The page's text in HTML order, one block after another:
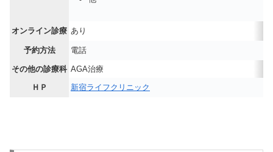
オンライン診療 あり
予約方法 電話
その他の診療科 AGA治療
ＨＰ
新宿ライフクリニック